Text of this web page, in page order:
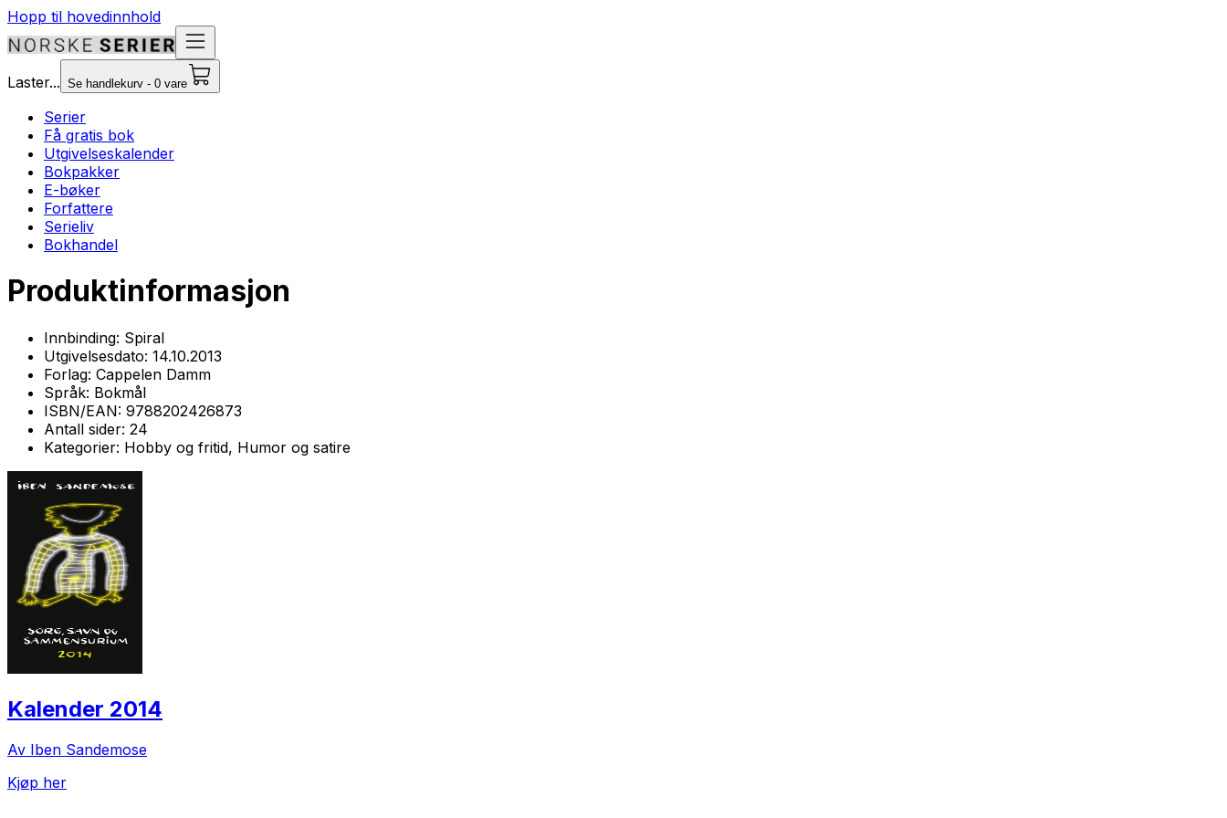
Hopp til hovedinnhold
Laster... Se handlekurv - 0 vare
Serier
Få gratis bok
Utgivelseskalender
Bokpakker
E-bøker
Forfattere
Serieliv
Bokhandel
Produktinformasjon
Innbinding: Spiral
Utgivelsesdato: 14.10.2013
Forlag: Cappelen Damm
Språk: Bokmål
ISBN/EAN: 9788202426873
Antall sider: 24
Kategorier: Hobby og fritid, Humor og satire
Kalender 2014
Av Iben Sandemose
Kjøp her